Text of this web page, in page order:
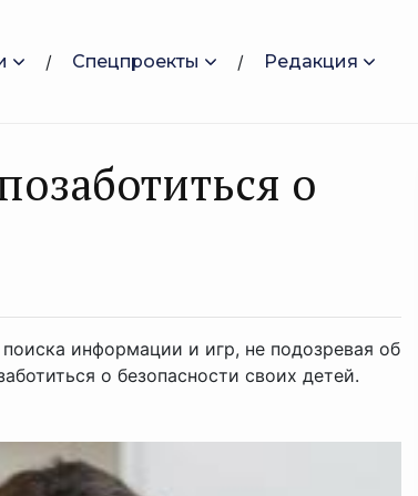
Спецпроекты Редакция
о
информации и игр, не подозревая об
о безопасности своих детей.